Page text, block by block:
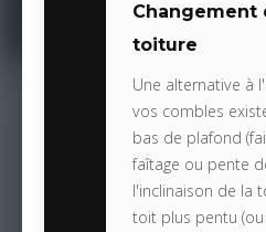
Changement
toiture
Une alternative à
vos combles
bas de plafond
faîtage ou pente
l'inclinaison de la
toit plus pentu